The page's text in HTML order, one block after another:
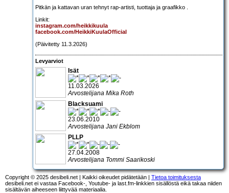
Pitkän ja kattavan uran tehnyt rap-artisti, tuottaja ja graafikko .
Linkit:
instagram.com/heikkikuula
facebook.com/HeikkiKuulaOfficial
(Päivitetty 11.3.2026)
Levyarviot
Isät
11.03.2026
Arvostelijana Mika Roth
Blacksuami
23.06.2010
Arvostelijana Jani Ekblom
PLLP
27.04.2008
Arvostelijana Tommi Saarikoski
Copyright © 2025 desibeli.net | Kaikki oikeudet pidätetään | Tietoa toimituksesta
desibeli.net ei vastaa Facebook-, Youtube- ja last.fm-linkkien sisällöstä eikä takaa niiden
sisältävän aiheeseen liittyvää materiaalia.